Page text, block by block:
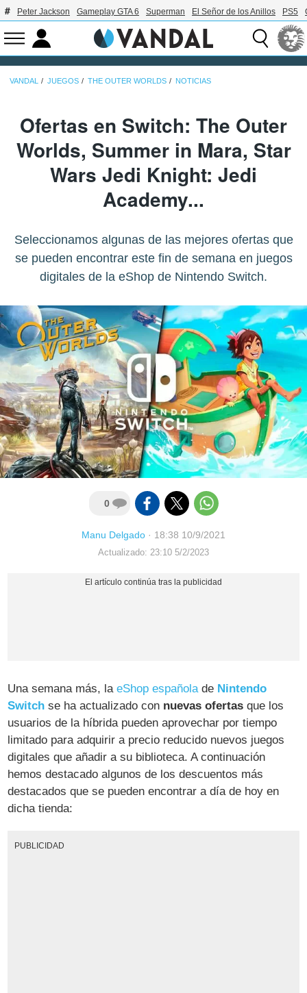
Peter Jackson Gameplay GTA 6 Superman El Señor de los Anillos PS5
VANDAL JUEGOS THE OUTER WORLDS NOTICIAS
Ofertas en Switch: The Outer
Worlds, Summer in Mara, Star
Wars Jedi Knight: Jedi
Academy...
Seleccionamos algunas de las mejores ofertas que
se pueden encontrar este fin de semana en juegos
digitales de la eShop de Nintendo Switch.
0
Manu Delgado · 18:38 10/9/2021
Actualizado: 23:10 5/2/2023
Una semana más, laeShop españolade Nintendo
Switch se ha actualizado con nuevas ofertas que los
usuarios de la híbrida pueden aprovechar por tiempo
limitado para adquirir a precio reducido nuevos juegos
digitales que añadir a su biblioteca. A continuación
hemos destacado algunos de los descuentos más
destacados que se pueden encontrar a día de hoy en
dicha tienda:
PUBLICIDAD